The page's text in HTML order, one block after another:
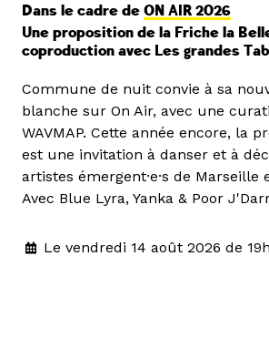
Dans le cadre de ON AIR 2026
Une proposition de la Friche la
coproduction avec Les grandes
Commune de nuit convie à sa
blanche sur On Air, avec une
WAVMAP. Cette année encore, la
est une invitation à danser et à
artistes émergent·e·s de Marseille
Avec Blue Lyra, Yanka & Poor
Le vendredi 14 août 2026 de